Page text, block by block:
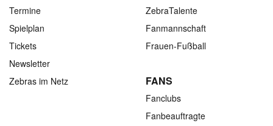
Termine
Spielplan
Tickets
Newsletter
Zebras im Netz
ZebraTalente
Fanmannschaft
Frauen-Fußball
FANS
Fanclubs
Fanbeauftragte